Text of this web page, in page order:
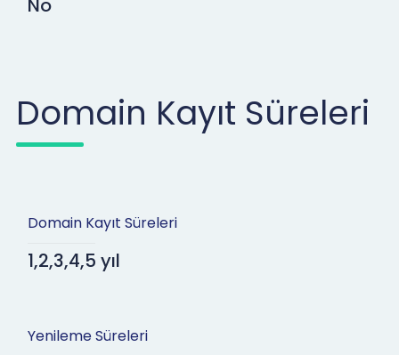
No
Domain Kayıt Süreleri
Domain Kayıt Süreleri
1,2,3,4,5 yıl
Yenileme Süreleri